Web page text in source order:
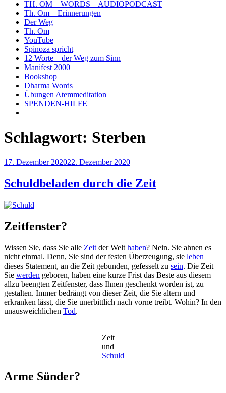
TH. OM – WORDS – AUDIOPODCAST
Th. Om – Erinnerungen
Der Weg
Th. Om
YouTube
Spinoza spricht
12 Worte – der Weg zum Sinn
Manifest 2000
Bookshop
Dharma Words
Übungen Atemmeditation
SPENDEN-HILFE
Schlagwort: Sterben
Veröffentlicht
17. Dezember 202022. Dezember 2020
Schuldbeladen durch die Zeit
Zeitfenster?
Wissen Sie, dass Sie alle Zeit der Welt haben? Nein. Sie ahnen es
nicht einmal. Denn, Sie sind der festen Überzeugung, sie leben
dieses Statement, an die Zeit gebunden, gefesselt zu sein. Die Zeit –
Sie werden geboren, haben eine kurze Frist das Beste aus diesem
allzu beengten Zeitfenster, dass Ihnen geschenkt worden ist, zu
gestalten. Immer bedrängt von dieser Zeit, die Sie altern und
erkranken lässt, die Sie unerbittlich nach vorne treibt. Wohin? In den
unausweichlichen Tod.
Zeit
und
Schuld
Arme Sünder?